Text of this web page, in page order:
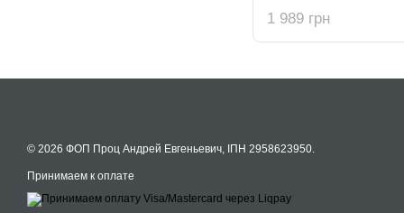
1 989 грн
© 2026 ФОП Проц Андрей Евгеньевич, ІПН 2958623950.
Принимаем к оплате